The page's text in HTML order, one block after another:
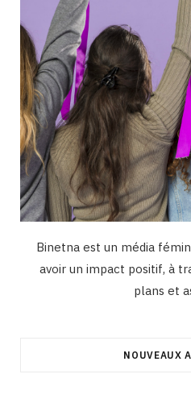
Binetna est un média
avoir un impact positif, à
plans et
NOUVEAUX